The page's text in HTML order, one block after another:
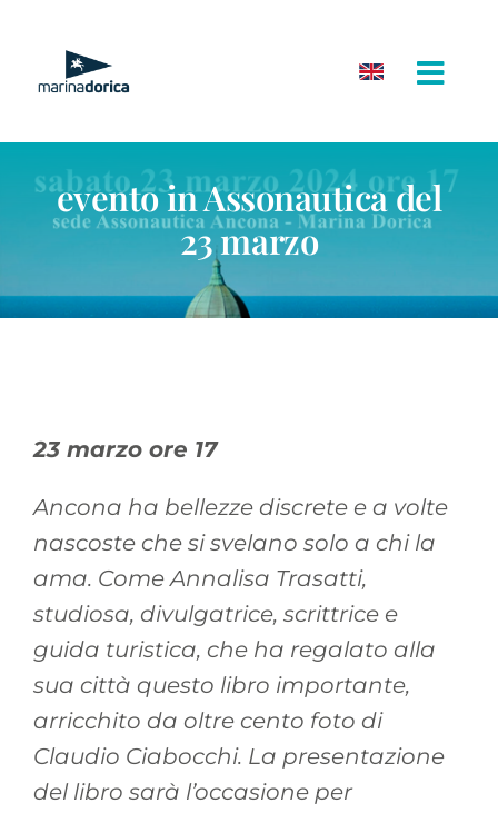
contenuto
evento in Assonautica del
23 marzo
23 marzo ore 17
Ancona ha bellezze discrete e a volte
nascoste che si svelano solo a chi la
ama. Come Annalisa Trasatti,
studiosa, divulgatrice, scrittrice e
guida turistica, che ha regalato alla
sua città questo libro importante,
arricchito da oltre cento foto di
Claudio Ciabocchi. La presentazione
del libro sarà l’occasione per